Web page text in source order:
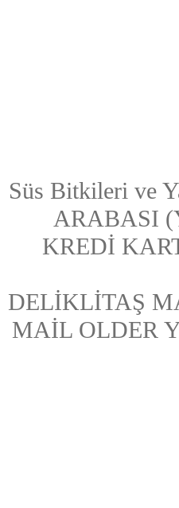
Süs Bitkileri ve
ARABASI
KREDİ
DELİKLİTAŞ
MAİL OLDER